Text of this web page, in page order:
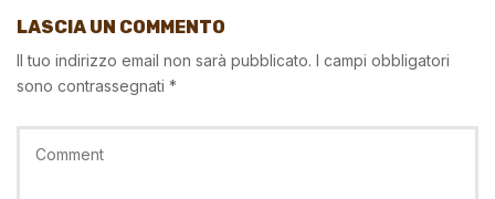
LASCIA UN COMMENTO
Il tuo indirizzo email non sarà pubblicato. I campi obbligatori
sono contrassegnati *